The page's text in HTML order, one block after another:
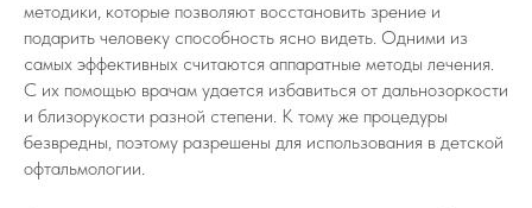
методики, которые позволяют восстановить зрение и
подарить человеку способность ясно видеть. Одними из
самых эффективных считаются аппаратные методы лечения.
С их помощью врачам удается избавиться от дальнозоркости
и близорукости разной степени. К тому же процедуры
безвредны, поэтому разрешены для использования в детской
офтальмологии.